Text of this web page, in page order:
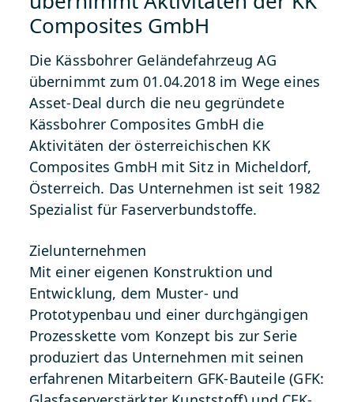
Composites GmbH
Die Kässbohrer Geländefahrzeug AG
übernimmt zum 01.04.2018 im Wege eines
Asset-Deal durch die neu gegründete
Kässbohrer Composites GmbH die
Aktivitäten der österreichischen KK
Composites GmbH mit Sitz in Micheldorf,
Österreich. Das Unternehmen ist seit 1982
Spezialist für Faserverbundstoffe.
Zielunternehmen
Mit einer eigenen Konstruktion und
Entwicklung, dem Muster- und
Prototypenbau und einer durchgängigen
Prozesskette vom Konzept bis zur Serie
produziert das Unternehmen mit seinen
erfahrenen Mitarbeitern GFK-Bauteile (GFK: